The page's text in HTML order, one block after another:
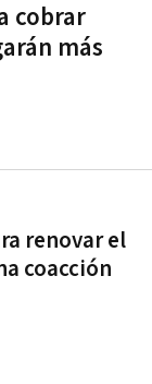
cobrar
más
renovar el
coacción